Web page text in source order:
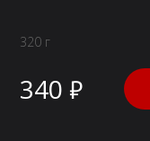
320 г
340 ₽